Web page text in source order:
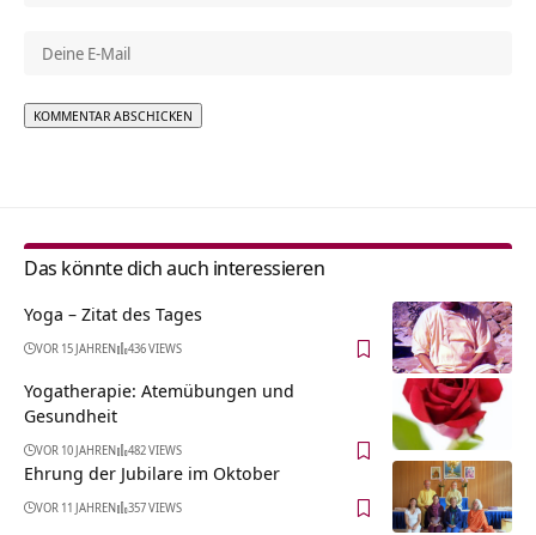
Das könnte dich auch interessieren
Yoga – Zitat des Tages
VOR 15 JAHREN 436 VIEWS
Yogatherapie: Atemübungen und
Gesundheit
VOR 10 JAHREN 482 VIEWS
Ehrung der Jubilare im Oktober
VOR 11 JAHREN 357 VIEWS